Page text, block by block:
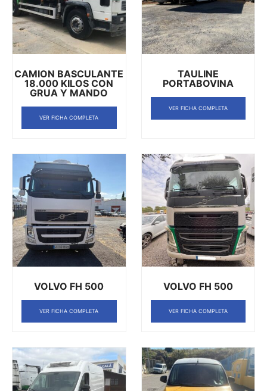
CAMION BASCULANTE
18.000 KILOS CON
GRUA Y MANDO
VER FICHA COMPLETA
TAULINE
PORTABOVINA
VER FICHA COMPLETA
VOLVO FH 500
VER FICHA COMPLETA
VOLVO FH 500
VER FICHA COMPLETA